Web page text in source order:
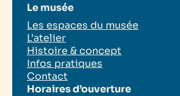
Le musée
Les espaces du musée
L’atelier
Histoire & concept
Infos pratiques
Contact
Horaires d’ouverture